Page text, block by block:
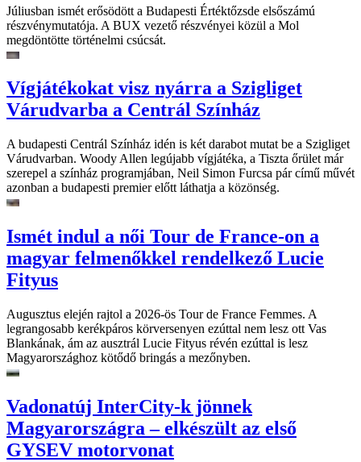
Júliusban ismét erősödött a Budapesti Értéktőzsde elsőszámú
részvénymutatója. A BUX vezető részvényei közül a Mol
megdöntötte történelmi csúcsát.
Vígjátékokat visz nyárra a Szigliget
Várudvarba a Centrál Színház
A budapesti Centrál Színház idén is két darabot mutat be a Szigliget
Várudvarban. Woody Allen legújabb vígjátéka, a Tiszta őrület már
szerepel a színház programjában, Neil Simon Furcsa pár című művét
azonban a budapesti premier előtt láthatja a közönség.
Ismét indul a női Tour de France-on a
magyar felmenőkkel rendelkező Lucie
Fityus
Augusztus elején rajtol a 2026-ös Tour de France Femmes. A
legrangosabb kerékpáros körversenyen ezúttal nem lesz ott Vas
Blankának, ám az ausztrál Lucie Fityus révén ezúttal is lesz
Magyarországhoz kötődő bringás a mezőnyben.
Vadonatúj InterCity-k jönnek
Magyarországra – elkészült az első
GYSEV motorvonat